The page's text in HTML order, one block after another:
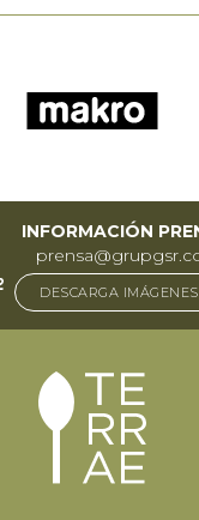
INFORMACIÓN
DESCARGA IMÁGENES